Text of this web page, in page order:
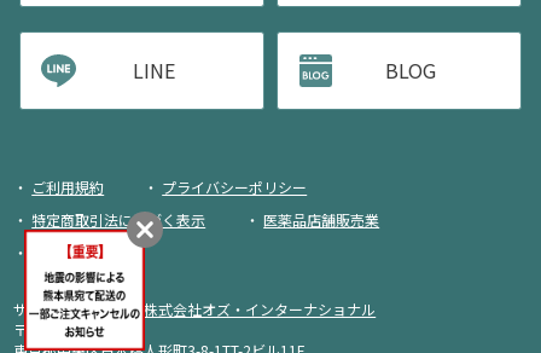
LINE BLOG
ご利用規約
プライバシーポリシー
特定商取引法に基づく表示
医薬品店舗販売業
荷物追跡
サイト運営・企画： 株式会社オズ・インターナショナル
〒103-0013